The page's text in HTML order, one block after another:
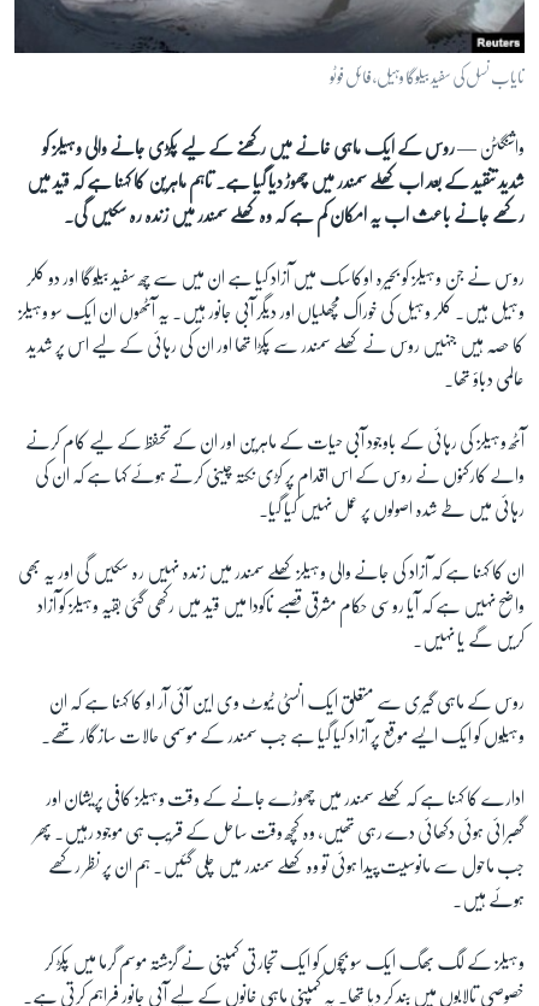
آرٹ
آزادیٔ صحافت
صحت
دلچسپ و عجیب
آڈیو
اسپیشل کوریج
اداریہ
Learning English
FOLLOW US
زبان
نایاب نسل کی سفید بیلوگا وہیل، فائل فوٹو
واشنگٹن —روس کے ایک ماہی خانے میں رکھنے کے لیے پکڑی جانے والی وہیلز کو
شدید تنقید کے بعد اب کھلے سمندر میں چھوڑ دیا گیا ہے۔ تاہم ماہرین کا کہنا ہے کہ قید میں
رکھے جانے باعث اب یہ امکان کم ہے کہ وہ کھلے سمندر میں زندہ رہ سکیں گی۔
روس نے جن وہیلز کو بحیرہ اوکاسک میں آزاد کیا ہے ان میں سے چھ سفید بیلوگا اور دو کلر
وہیل ہیں۔ کلر وہیل کی خوراک مچھلیاں اور دیگر آبی جانور ہیں۔ یہ آٹھوں ان ایک سو وہیلز
کا حصہ ہیں جنہیں روس نے کھلے سمندر سے پکڑا تھا اور ان کی رہائی کے لیے اس پر شدید
عالمی دباؤ تھا۔
آٹھ وہیلز کی رہائی کے باوجود آبی حیات کے ماہرین اور ان کے تحفظ کے لیے کام کرنے
والے کارکنوں نے روس کے اس اقدام پر کڑی نکتہ چینی کرتے ہوئے کہا ہے کہ ان کی
رہائی میں طے شدہ اصولوں پر عمل نہیں کیا گیا۔
ان کا کہنا ہے کہ آزاد کی جانے والی وہیلز کھلے سمندر میں زندہ نہیں رہ سکیں گی اور یہ بھی
واضح نہیں ہے کہ آیا روسی حکام مشرقی قصبے ناکودا میں قید میں رکھی گئی بقیہ وہیلز کو آزاد
کریں گے یا نہیں۔
روس کے ماہی گیری سے متعلق ایک انسٹی ٹیوٹ وی این آئی آر او کا کہنا ہے کہ ان
وہیلوں کو ایک ایسے موقع پر آزاد کیا گیا ہے جب سمندر کے موسمی حالات سازگار تھے۔
ادارے کا کہنا ہے کہ کھلے سمندر میں چھوڑے جانے کے وقت وہیلز کافی پریشان اور
گھبرائی ہوئی دکھائی دے رہی تھیں، وہ کچھ وقت ساحل کے قریب ہی موجود رہیں۔ پھر
جب ماحول سے مانوسیت پیدا ہوئی تو وہ کھلے سمندر میں چلی گئیں۔ ہم ان پر نظر رکھے
ہوئے ہیں۔
وہیلز کے لگ بھگ ایک سو بچوں کو ایک تجارتی کمپنی نے گزشتہ موسم گرما میں پکڑ کر
خصوصی تالابوں میں بند کر دیا تھا۔ یہ کمپنی ماہی خانوں کے لیے آبی جانور فراہم کرتی ہے۔